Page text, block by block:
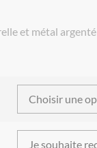
et métal argenté